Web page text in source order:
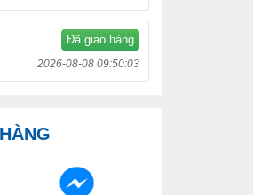
Đã giao hàng
2026-08-08 09:50:03